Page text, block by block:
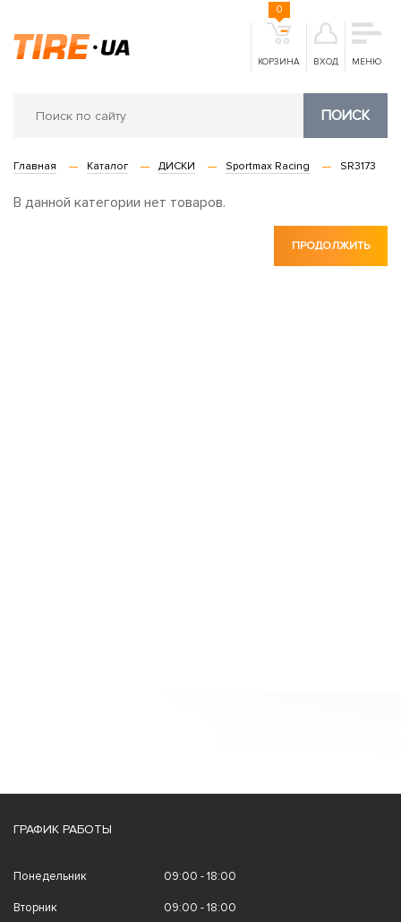
КОРЗИНА
0
ВХОД МЕНЮ
ПОИСК
Главная Каталог ДИСКИ Sportmax Racing SR3173
В данной категории нет товаров.
ПРОДОЛЖИТЬ
ГРАФИК РАБОТЫ
Понедельник 09:00 - 18:00
Вторник 09:00 - 18:00